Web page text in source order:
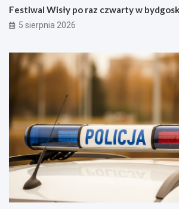
Festiwal Wisły po raz czwarty w
5 sierpnia 2026